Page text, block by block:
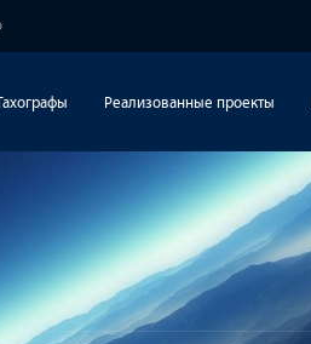
Реализованные проекты